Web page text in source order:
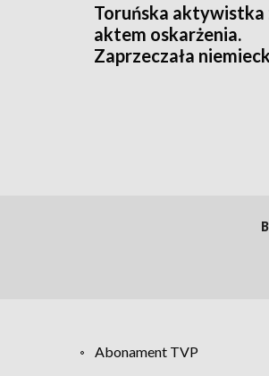
Toruńska aktywistka
aktem oskarżenia.
Zaprzeczała
Abonament TVP